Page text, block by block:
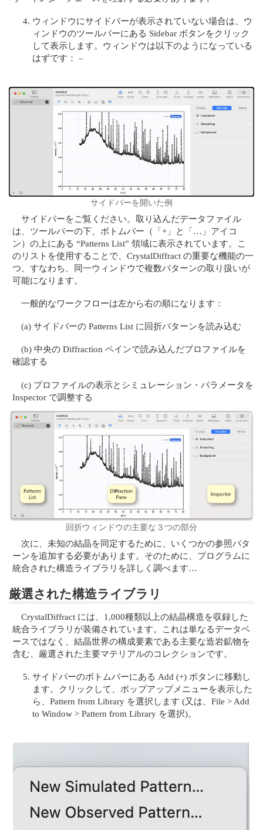
ウィンドウにサイドバーが表示されていない場合は、ウ
ィンドウのツールバーにある Sidebar ボタンをクリック
して表示します。ウィンドウは以下のようになっている
はずです： –
サイドバーを開いた例
サイドバーをご覧ください。取り込んだデータファイル
は、ツールバーの下、ボトムバー（「+」と「…」アイコ
ン）の上にある “Patterns List” 領域に表示されています。こ
のリストを使用することで、CrystalDiffract の重要な機能の一
つ、すなわち、同一ウィンドウで複数パターンの取り扱いが
可能になります。
一般的なワークフローは左から右の順になります：
(a) サイドバーの Patterns List に回折パターンを読み込む
(b) 中央の Diffraction ペインで読み込んだプロファイルを
確認する
(c) プロファイルの表示とシミュレーション・パラメータを
Inspector で調整する
回折ウィンドウの主要な３つの部分
次に、未知の結晶を同定するために、いくつかの参照パタ
ーンを追加する必要があります。そのために、プログラムに
統合された構造ライブラリを詳しく調べます…
厳選された構造ライブラリ
CrystalDiffract には、1,000種類以上の結晶構造を収録した
統合ライブラリが装備されています。これは単なるデータベ
ースではなく、結晶世界の構成要素である主要な造岩鉱物を
含む、厳選された主要マテリアルのコレクションです。
サイドバーのボトムバーにある Add (+) ボタンに移動し
ます。クリックして、ポップアップメニューを表示した
ら、Pattern from Library を選択します (又は、File > Add
to Window > Pattern from Library を選択)。